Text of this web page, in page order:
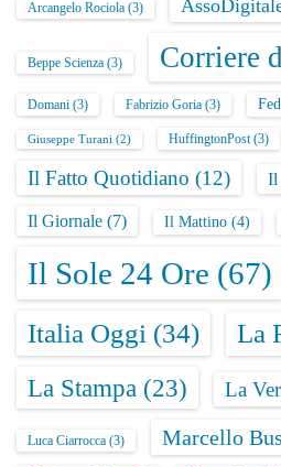
Arcangelo Rociola (3)
Beppe Scienza (3) Corriere
Domani (3) Fabrizio Goria (3)
Giuseppe Turani (2) HuffingtonPost (3)
Il Fatto Quotidiano (12) Il
Il Giornale (7) Il Mattino (4)
Il Sole 24 Ore (67)
Italia Oggi (34) La
La Stampa (23) La
Luca Ciarrocca (3) Marcello